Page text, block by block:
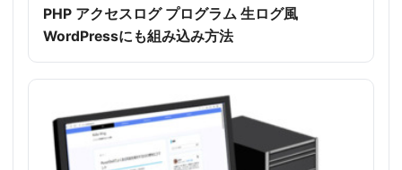
PHP アクセスログ プログラム 生ログ風
WordPressにも組み込み方法